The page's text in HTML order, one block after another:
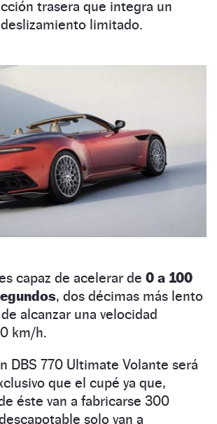
trasera que integra un
limitado.
capaz de acelerar de 0 a 100
, dos décimas más lento
alcanzar una velocidad
km/h.
DBS 770 Ultimate Volante será
que el cupé ya que,
éste van a fabricarse 300
solo van a